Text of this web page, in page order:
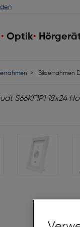
Optik
Bilderrahmen